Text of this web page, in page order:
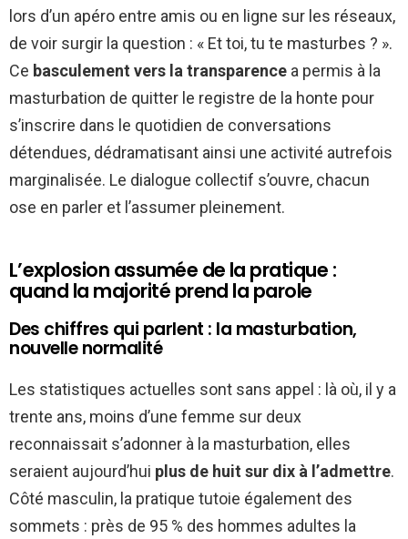
lors d’un apéro entre amis ou en ligne sur les réseaux,
de voir surgir la question : « Et toi, tu te masturbes ? ».
Ce basculement vers la transparence a permis à la
masturbation de quitter le registre de la honte pour
s’inscrire dans le quotidien de conversations
détendues, dédramatisant ainsi une activité autrefois
marginalisée. Le dialogue collectif s’ouvre, chacun
ose en parler et l’assumer pleinement.
L’explosion assumée de la pratique :
quand la majorité prend la parole
Des chiffres qui parlent : la masturbation,
nouvelle normalité
Les statistiques actuelles sont sans appel : là où, il y a
trente ans, moins d’une femme sur deux
reconnaissait s’adonner à la masturbation, elles
seraient aujourd’hui plus de huit sur dix à l’admettre.
Côté masculin, la pratique tutoie également des
sommets : près de 95 % des hommes adultes la